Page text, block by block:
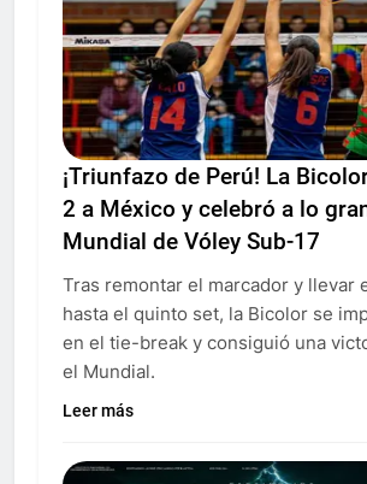
¡Triunfazo de Perú! La
2 a México y celebró a lo
Mundial de Vóley Sub-17
Tras remontar el marcador y llevar
hasta el quinto set, la Bicolor se
en el tie-break y consiguió una
el Mundial.
Leer más